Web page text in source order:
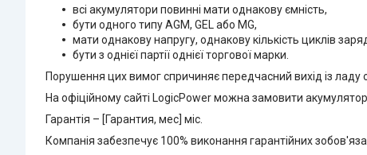
всі акумулятори повинні мати однакову ємність,
бути одного типу AGM, GEL або MG,
мати однакову напругу, однакову кількість циклів
бути з однієї партії однієї торгової марки.
Порушення цих вимог спричиняє передчасний вихід із
На офіційному сайті LogicPower можна замовити
Гарантія – [Гарантия, мес] міс.
Компанія забезпечує 100% виконання гарантійних